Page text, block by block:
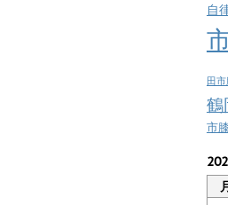
自
田
鶴
市